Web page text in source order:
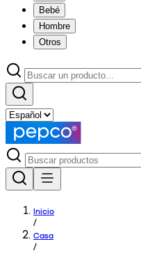
Bebé
Hombre
Otros
Inicio
/
Casa
/